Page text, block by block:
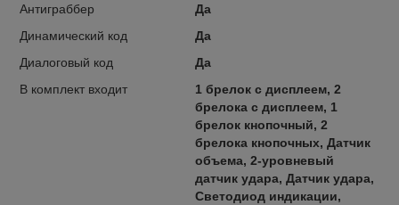
Антиграббер
Да
Динамический код
Да
Диалоговый код
Да
В комплект входит
1 брелок с дисплеем, 2
брелока с дисплеем, 1
брелок кнопочный, 2
брелока кнопочных, Датчик
объема, 2-уровневый
датчик удара, Датчик удара,
Светодиод индикации,